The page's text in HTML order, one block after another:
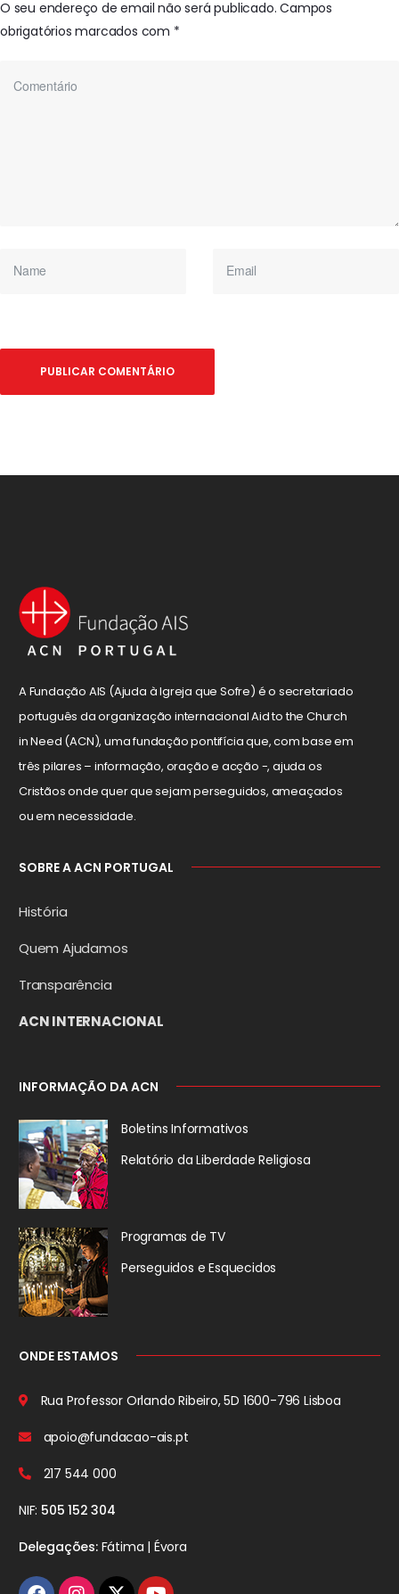
O seu endereço de email não será publicado. Campos
obrigatórios marcados com *
A Fundação AIS (Ajuda à Igreja que Sofre) é o secretariado
português da organização internacional Aid to the Church
in Need (ACN), uma fundação pontifícia que, com base em
três pilares – informação, oração e acção -, ajuda os
Cristãos onde quer que sejam perseguidos, ameaçados
ou em necessidade.
SOBRE A ACN PORTUGAL
História
Quem Ajudamos
Transparência
ACN INTERNACIONAL
INFORMAÇÃO DA ACN
Boletins Informativos
Relatório da Liberdade Religiosa
Programas de TV
Perseguidos e Esquecidos
ONDE ESTAMOS
Rua Professor Orlando Ribeiro, 5D 1600-796 Lisboa
apoio@fundacao-ais.pt
217 544 000
NIF: 505 152 304
Delegações:Fátima | Évora